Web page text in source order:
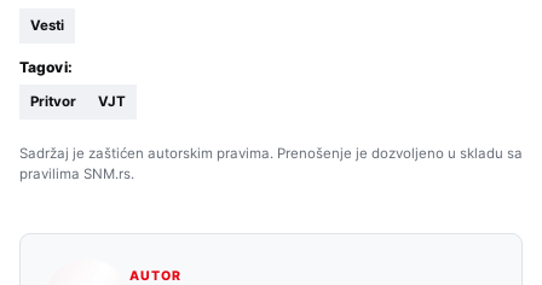
Vesti
Tagovi:
Pritvor VJT
Sadržaj je zaštićen autorskim pravima. Prenošenje je dozvoljeno u skladu sa
pravilima SNM.rs.
AUTOR